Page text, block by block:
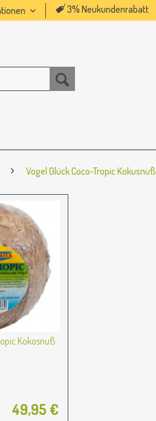
3% Neukundenrabatt
Vogel Glück Coco-Tropic Kokusnuß
Kokosnuß
49,95 €